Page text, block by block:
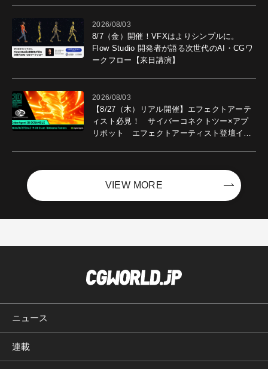
2026/08/03
8/7（金）開催！VFXはよりシンプルに。
Flow Studio 開発者が語る次世代のAI・CGワ
ークフロー【来日講演】
2026/08/03
【8/27（木）リアル開催】エフェクトアーテ
ィスト必見！ サイバーコネクトツー×アプ
リボット エフェクトアーティスト登壇イベ
VIEW MORE
ニュース
連載